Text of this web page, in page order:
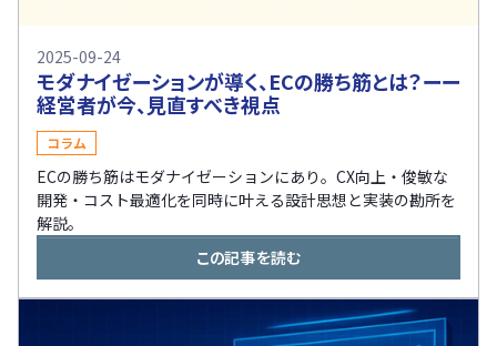
2025-09-24
モダナイゼーションが導く、ECの勝ち筋とは？ーー
経営者が今、見直すべき視点
コラム
ECの勝ち筋はモダナイゼーションにあり。CX向上・俊敏な
開発・コスト最適化を同時に叶える設計思想と実装の勘所を
解説。
この記事を読む